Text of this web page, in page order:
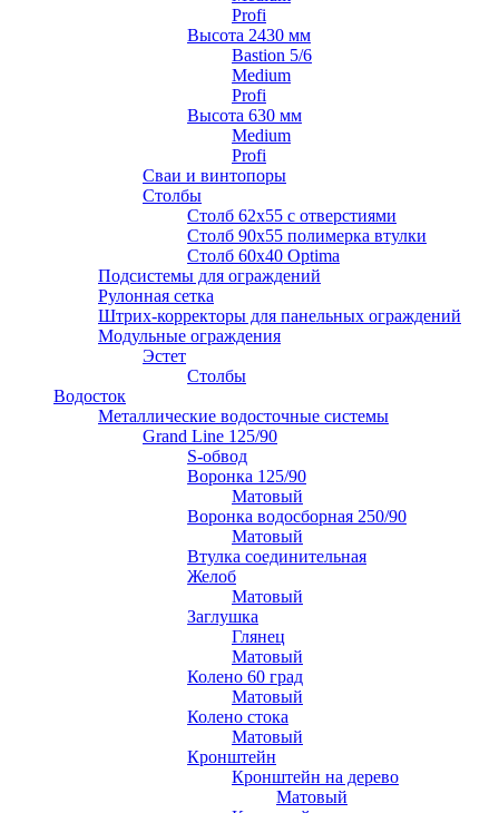
Profi
Высота 2430 мм
Bastion 5/6
Medium
Profi
Высота 630 мм
Medium
Profi
Сваи и винтопоры
Столбы
Cтолб 62х55 с отверстиями
Cтолб 90х55 полимерка втулки
Столб 60х40 Optima
Подсистемы для ограждений
Рулонная сетка
Штрих-корректоры для панельных ограждений
Модульные ограждения
Эстет
Столбы
Водосток
Металлические водосточные системы
Grand Line 125/90
S-обвод
Воронка 125/90
Матовый
Воронка водосборная 250/90
Матовый
Втулка соединительная
Желоб
Матовый
Заглушка
Глянец
Матовый
Колено 60 град
Матовый
Колено стока
Матовый
Кронштейн
Кронштейн на дерево
Матовый